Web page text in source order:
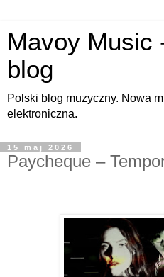
Mavoy Music
blog
Polski blog muzyczny. Nowa
elektroniczna.
15 maj 2026
Paycheque –